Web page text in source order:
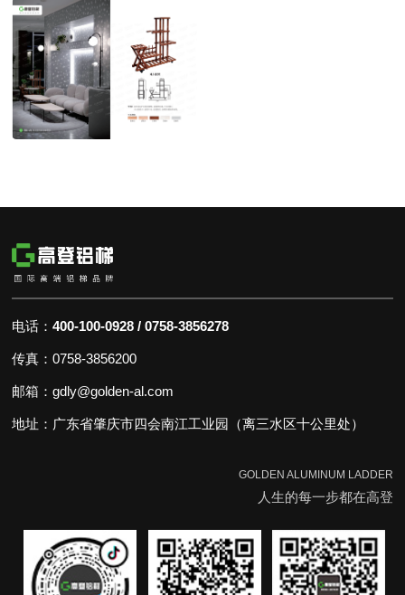
米兰系列 多功能花架1
POST TIME:2023-04-27
电话：400-100-0928 / 0758-3856278
传真：0758-3856200
邮箱：gdly@golden-al.com
地址：广东省肇庆市四会南江工业园（离三水区十公里处）
GOLDEN ALUMINUM LADDER
人生的每一步都在高登